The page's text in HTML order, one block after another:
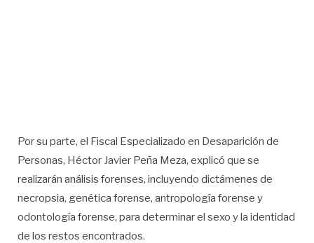
Por su parte, el Fiscal Especializado en Desaparición de
Personas, Héctor Javier Peña Meza, explicó que se
realizarán análisis forenses, incluyendo dictámenes de
necropsia, genética forense, antropología forense y
odontología forense, para determinar el sexo y la identidad
de los restos encontrados.